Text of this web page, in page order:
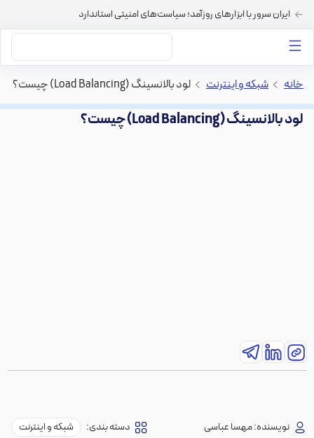
ایران سرور با ابزارهای روزآمد؛ سیاست‌های امنیتی استاندارد
خانه > شبکه و اینترنت > لود بالانسینگ (Load Balancing) چیست؟
لود بالانسینگ (Load Balancing) چیست؟
نویسنده:مهسا عباسی دسته بندی: شبکه و اینترنت